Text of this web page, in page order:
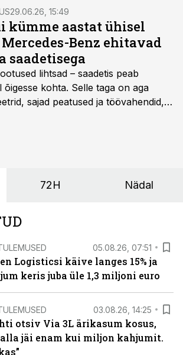
tänase autouru suurim probleem
Hyundai Motor Balticu juhid
Aalik Äripäeva sisuturundussaates.
29.06.26, 15:49
kümme aastat ühisel
Mercedes-Benz ehitavad
saadetisega
lihtsad – saadetis peab
õigesse kohta. Selle taga on aga
sajad peatused ja töövahendid,
72H Nädal
05.08.26, 07:51
Logisticsi käive langes 15% ja
keris juba üle 1,3 miljoni euro
03.08.26, 14:25
otsiv Via 3L ärikasum kosus,
alla jäi enam kui miljon kahjumit.